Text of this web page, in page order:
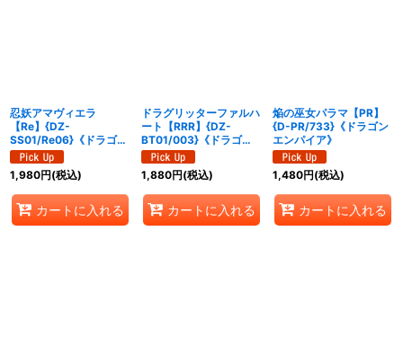
忍妖アマヴィエラ
【Re】{DZ-
SS01/Re06}《ドラゴン
エンパイア》
1,980円(税込)
カートに入れる
ドラグリッターファルハ
ート【RRR】{DZ-
BT01/003}《ドラゴン
エンパイア》
1,880円(税込)
カートに入れる
焔の巫女パラマ【PR】
{D-PR/733}《ドラゴン
エンパイア》
1,480円(税込)
カートに入れる